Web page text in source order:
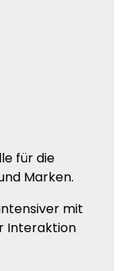
für die
Marken.
mit
Interaktion